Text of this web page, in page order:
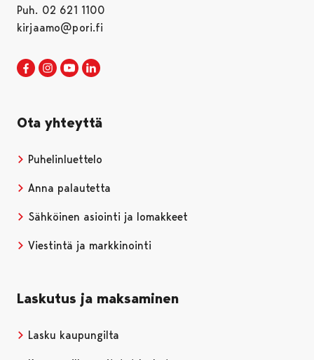
Puh. 02 621 1100
kirjaamo@pori.fi
Porin kaupunki Facebookissa
Avautuu uudessa välilehdessä
Porin kaupunki Instagramissa
Avautuu uudessa välilehdessä
Porin kaupunki Youtubessa
Avautuu uudessa välilehdessä
Ota yhteyttä
Puhelinluettelo
Anna palautetta
Sähköinen asiointi ja lomakkeet
Viestintä ja markkinointi
Laskutus ja maksaminen
Lasku kaupungilta